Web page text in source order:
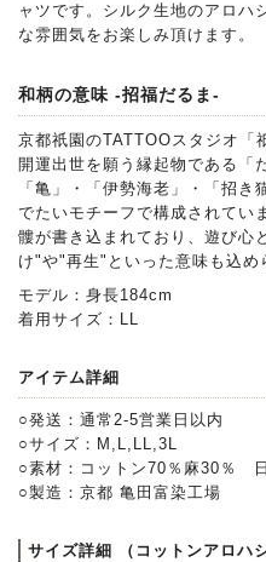
ャツです。シルク生地のアロハ
な雰囲気をお楽しみ頂けます。
和柄の意味 -招福だるま-
京都祇園のTATTOOスタジオ「
開運出世を願う縁起物である「
「亀」・「伊勢海老」・「招
でたいモチーフで構成されてい
髏が書き込まれており、遊び心
け"や"再生"といった意味も込め
モデル：身長184cm
着用サイズ：LL
アイテム詳細
○発送：通常2-5営業日以内
○サイズ：M,L,LL,3L
○素材：コットン70％麻30％
○製造：京都 亀田富染工場
サイズ詳細 （コットンアロハ